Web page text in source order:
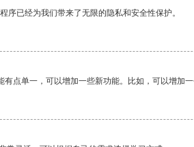
序已经为我们带来了无限的隐私和安全性保护。
有点单一，可以增加一些新功能。比如，可以增加